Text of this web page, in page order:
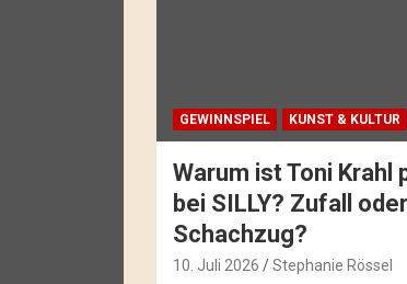
GEWINNSPIEL KUNST & KULTUR
Warum ist Toni Krahl
bei SILLY? Zufall
Schachzug?
10. Juli 2026 Stephanie Rössel